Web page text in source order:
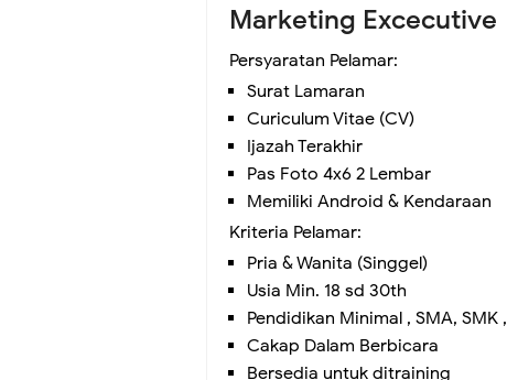
Marketing Excecutive
Persyaratan Pelamar:
Surat Lamaran
Curiculum Vitae (CV)
Ijazah Terakhir
Pas Foto 4x6 2 Lembar
Memiliki Android & Kendaraan
Kriteria Pelamar:
Pria & Wanita (Singgel)
Usia Min. 18 sd 30th
Pendidikan Minimal , SMA, SMK ,
Cakap Dalam Berbicara
Bersedia untuk ditraining